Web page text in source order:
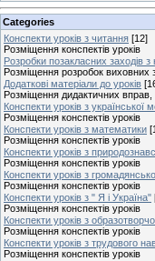
Categories
Конспекти уроків з читання [12]
Розміщення конспектів уроків
Розробки позакласних заходів
Розміщення розробок виховних
Додаткові матеріали до уроків
Розміщення дидактичних вправ,
Конспекти уроків з української
Розміщення конспектів уроків
Конспекти уроків з математики
Розміщення конспектів уроків
Конспекти уроків з
Розміщення конспектів уроків
Конспекти уроків з
Розміщення конспектів уроків
Конспекти уроків з " Я і Україна"
Розміщення конспектів уроків
Конспекти уроків з
Розміщення конспектів уроків
Конспекти уроків з трудового
Розміщення конспектів уроків